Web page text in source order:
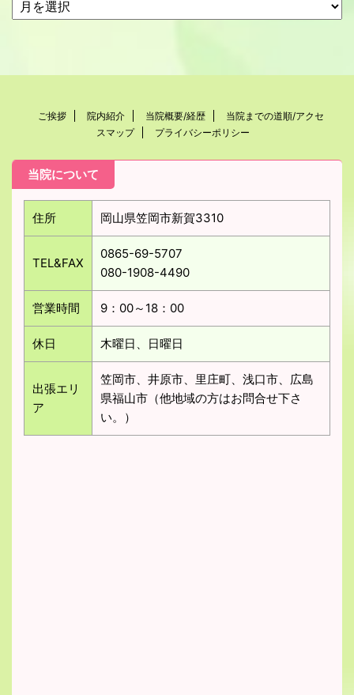
ご挨拶 院内紹介 当院概要/経歴
当院までの道順/アクセ
スマップ
プライバシーポリシー
当院について
住所 岡山県笠岡市新賀3310
TEL&FAX
0865-69-5707
080-1908-4490
営業時間 9：00～18：00
休日 木曜日、日曜日
出張エリ
ア
笠岡市、井原市、里庄町、浅口市、広島
県福山市（他地域の方はお問合せ下さ
い。）